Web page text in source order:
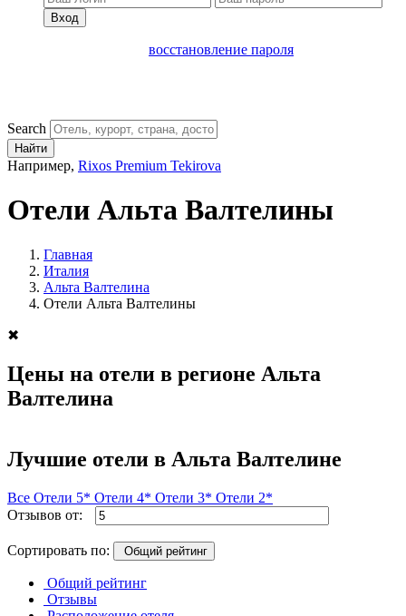
Вход
восстановление пароля
Search
Найти
Например, Rixos Premium Tekirova
Отели Альта Валтелины
Главная
Италия
Альта Валтелина
Отели Альта Валтелины
✖
Цены на отели в регионе Альта
Валтелина
Лучшие отели в Альта Валтелине
Все Отели 5* Отели 4* Отели 3* Отели 2*
Отзывов от:
Сортировать по: Общий рейтинг
Общий рейтинг
Отзывы